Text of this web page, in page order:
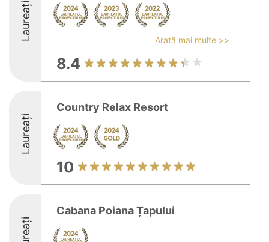
Laureați Arată mai multe >>
8.4
Laureați
Country Relax Resort
10
Cabana Poiana Țapului